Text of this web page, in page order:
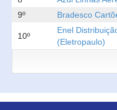
9º
Bradesco
10º
Enel
(Eletropaulo)